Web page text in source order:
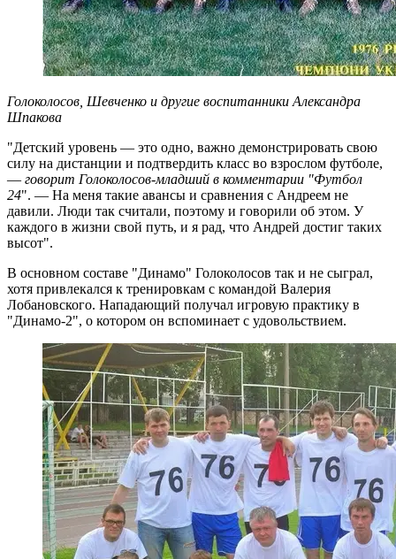
Голоколосов, Шевченко и другие воспитанники Александра
Шпакова
"Детский уровень — это одно, важно демонстрировать свою
силу на дистанции и подтвердить класс во взрослом футболе,
— говорит Голоколосов-младший в комментарии "Футбол
24". — На меня такие авансы и сравнения с Андреем не
давили. Люди так считали, поэтому и говорили об этом. У
каждого в жизни свой путь, и я рад, что Андрей достиг таких
высот".
В основном составе "Динамо" Голоколосов так и не сыграл,
хотя привлекался к тренировкам с командой Валерия
Лобановского. Нападающий получал игровую практику в
"Динамо-2", о котором он вспоминает с удовольствием.